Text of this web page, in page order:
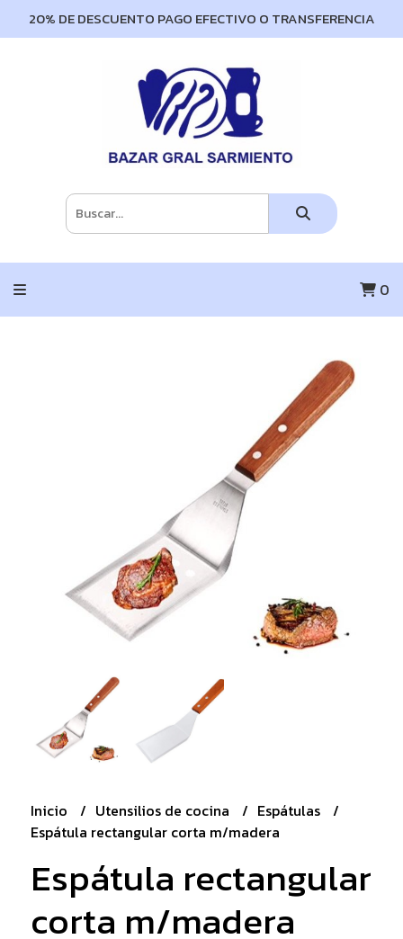
20% DE DESCUENTO PAGO EFECTIVO O TRANSFERENCIA
0
Inicio Utensilios de cocina
Espátulas
Espátula rectangular corta m/madera
Espátula rectangular
corta m/madera